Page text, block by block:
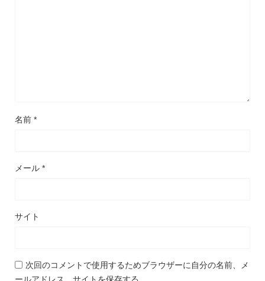
名前 *
メール *
サイト
次回のコメントで使用するためブラウザーに自分の名前、メ